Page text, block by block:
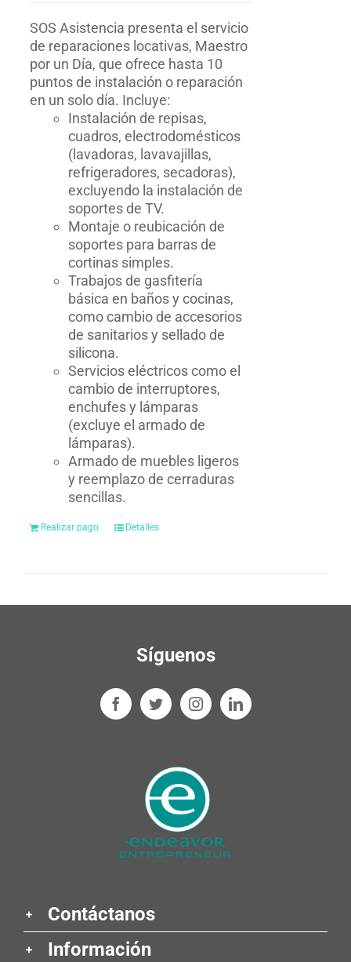
SOS Asistencia presenta el servicio
de reparaciones locativas, Maestro
por un Día, que ofrece hasta 10
puntos de instalación o reparación
en un solo día. Incluye:
Instalación de repisas,
cuadros, electrodomésticos
(lavadoras, lavavajillas,
refrigeradores, secadoras),
excluyendo la instalación de
soportes de TV.
Montaje o reubicación de
soportes para barras de
cortinas simples.
Trabajos de gasfitería
básica en baños y cocinas,
como cambio de accesorios
de sanitarios y sellado de
silicona.
Servicios eléctricos como el
cambio de interruptores,
enchufes y lámparas
(excluye el armado de
lámparas).
Armado de muebles ligeros
y reemplazo de cerraduras
sencillas.
Realizar pago Detalles
Síguenos
Contáctanos
Información